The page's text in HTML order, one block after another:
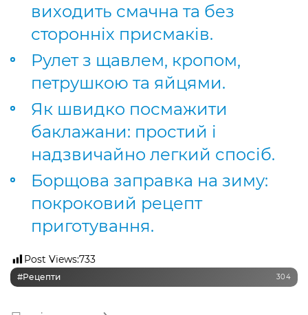
виходить смачна та без
сторонніх присмаків.
Рулет з щавлем, кропом,
петрушкою та яйцями.
Як швидко посмажити
баклажани: простий і
надзвичайно легкий спосіб.
Борщова заправка на зиму:
покроковий рецепт
приготування.
Post Views:733
#рецепти 304